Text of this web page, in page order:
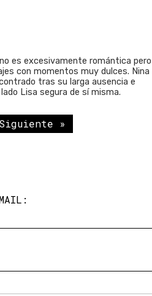
es excesivamente romántica pero
con momentos muy dulces. Nina
tras su larga ausencia e
Lisa segura de sí misma.
Siguiente »